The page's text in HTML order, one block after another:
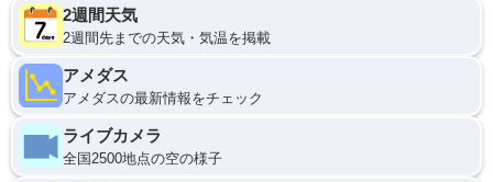
2週間天気
2週間先までの天気・気温を掲載
アメダス
アメダスの最新情報をチェック
ライブカメラ
全国2500地点の空の様子